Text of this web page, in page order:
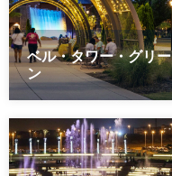
ベル・タワー・グリー
ン